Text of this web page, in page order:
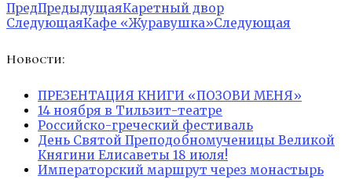
ПредПредыдущаяКаретный двор
СледующаяКафе «Журавушка»Следующая
Новости:
ПРЕЗЕНТАЦИЯ КНИГИ «ПОЗОВИ МЕНЯ»
14 ноября в Тильзит-театре
Российско-греческий фестиваль
День Святой Преподобномученицы Великой
Княгини Елисаветы 18 июля!
Императорский маршрут через монастырь